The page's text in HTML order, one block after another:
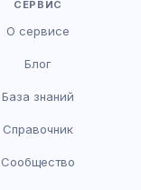
СЕРВИС
О сервисе
Блог
База знаний
Справочник
Сообщество